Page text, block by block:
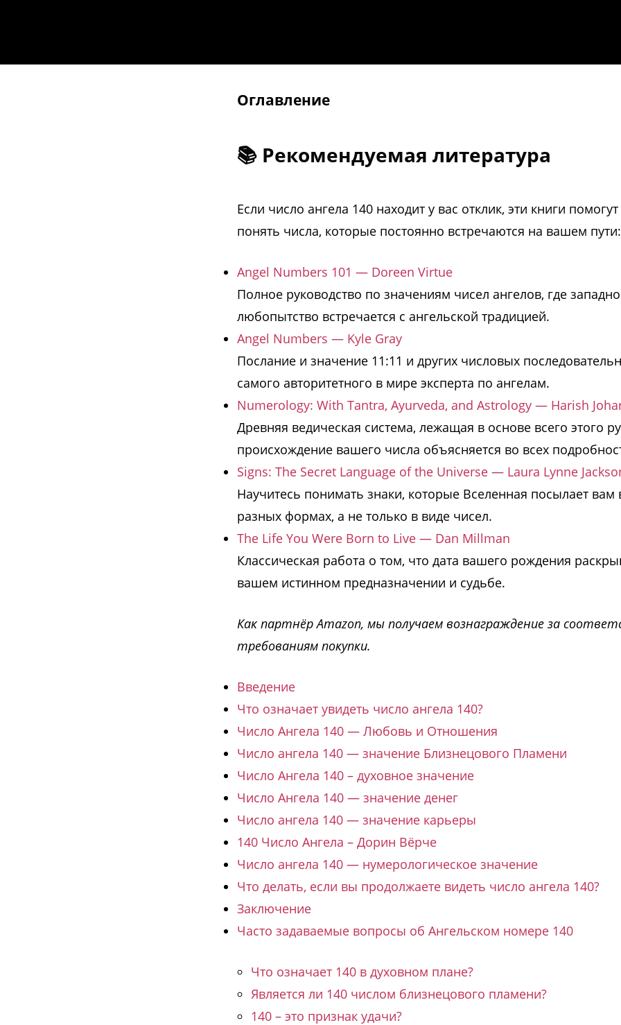
Оглавление
📚 Рекомендуемая литература
Если число ангела 140 находит у вас отклик, эти книги
понять числа, которые постоянно встречаются на вашем пути:
Angel Numbers 101 — Doreen Virtue
Полное руководство по значениям чисел ангелов, где
любопытство встречается с ангельской традицией.
Angel Numbers — Kyle Gray
Послание и значение 11:11 и других числовых
самого авторитетного в мире эксперта по ангелам.
Numerology: With Tantra, Ayurveda, and Astrology — Harish
Древняя ведическая система, лежащая в основе всего этого
происхождение вашего числа объясняется во всех
Signs: The Secret Language of the Universe — Laura Lynne
Научитесь понимать знаки, которые Вселенная посылает вам
разных формах, а не только в виде чисел.
The Life You Were Born to Live — Dan Millman
Классическая работа о том, что дата вашего рождения
вашем истинном предназначении и судьбе.
Как партнёр Amazon, мы получаем вознаграждение за
требованиям покупки.
Введение
Что означает увидеть число ангела 140?
Число Ангела 140 — Любовь и Отношения
Число ангела 140 — значение Близнецового Пламени
Число Ангела 140 – духовное значение
Число Ангела 140 — значение денег
Число ангела 140 — значение карьеры
140 Число Ангела – Дорин Вёрче
Число ангела 140 — нумерологическое значение
Что делать, если вы продолжаете видеть число ангела 140?
Заключение
Часто задаваемые вопросы об Ангельском номере 140
Что означает 140 в духовном плане?
Является ли 140 числом близнецового пламени?
140 – это признак удачи?